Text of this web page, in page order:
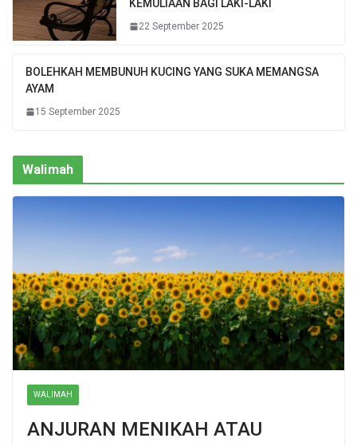
KEMULIAAN BAGI LAKI-LAKI
22 September 2025
BOLEHKAH MEMBUNUH KUCING YANG SUKA MEMANGSA
AYAM
15 September 2025
Walimah
WALIMAH
ANJURAN MENIKAH ATAU